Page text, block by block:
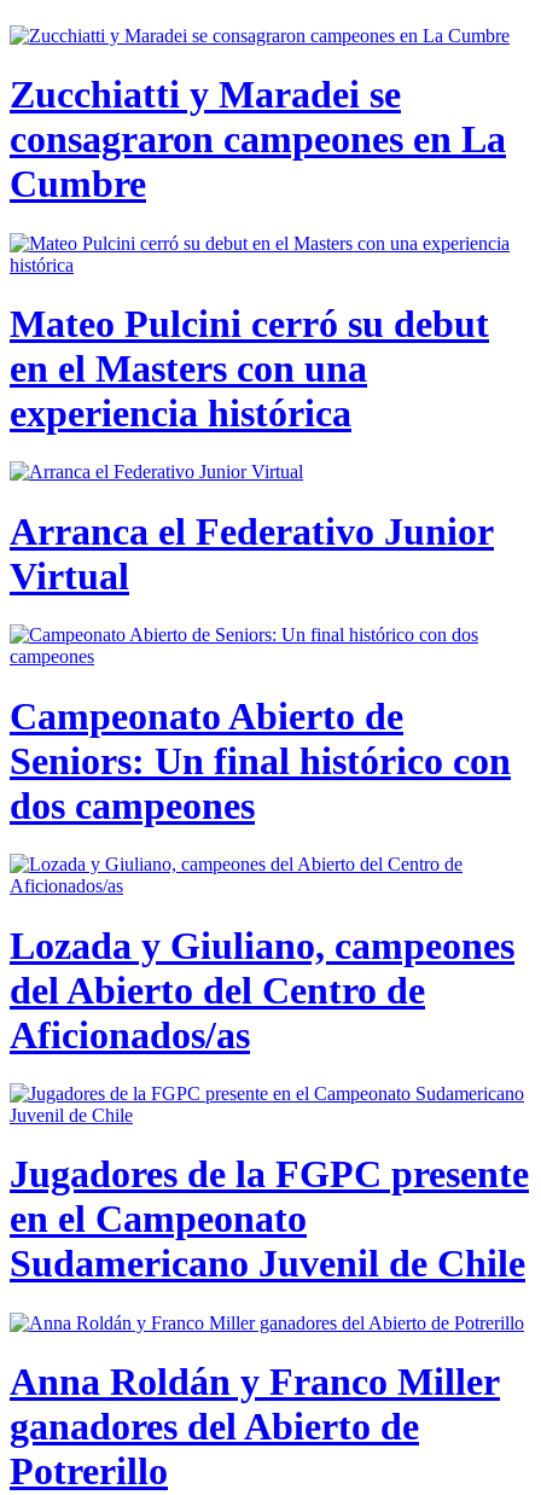
Zucchiatti y Maradei se
consagraron campeones en La
Cumbre
Mateo Pulcini cerró su debut
en el Masters con una
experiencia histórica
Arranca el Federativo Junior
Virtual
Campeonato Abierto de
Seniors: Un final histórico con
dos campeones
Lozada y Giuliano, campeones
del Abierto del Centro de
Aficionados/as
Jugadores de la FGPC presente
en el Campeonato
Sudamericano Juvenil de Chile
Anna Roldán y Franco Miller
ganadores del Abierto de
Potrerillo